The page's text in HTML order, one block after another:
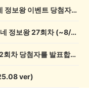
💰[당첨자 발표] 26회차 우리 동네 정보왕 이벤트 당첨자를 발표합니다!
💸 전원 2,000캐시 지급! 우리 동네 정보왕 27회차 (~8/10)
💰[당첨자 발표] 우리 동네 썰전 12회차 당첨자를 발표합니다!
ver)